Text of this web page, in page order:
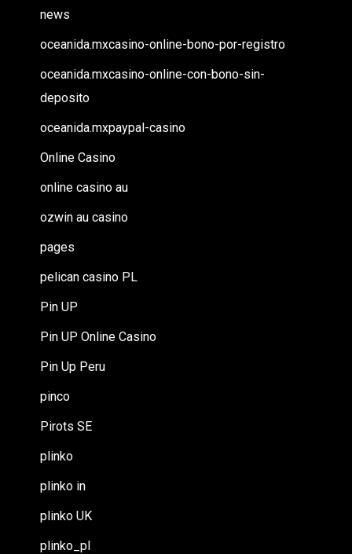
news
oceanida.mxcasino-online-bono-por-registro
oceanida.mxcasino-online-con-bono-sin-
deposito
oceanida.mxpaypal-casino
Online Casino
online casino au
ozwin au casino
pages
pelican casino PL
Pin UP
Pin UP Online Casino
Pin Up Peru
pinco
Pirots SE
plinko
plinko in
plinko UK
plinko_pl